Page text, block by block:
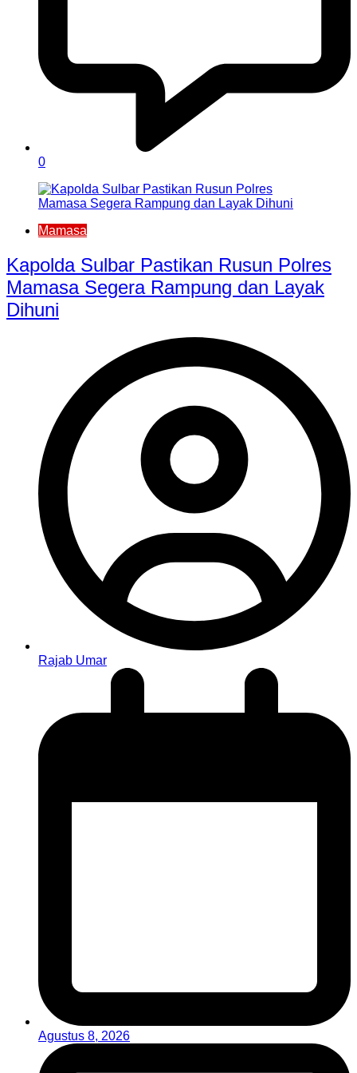
0
Mamasa
Kapolda Sulbar Pastikan Rusun Polres
Mamasa Segera Rampung dan Layak
Dihuni
Rajab Umar
Agustus 8, 2026